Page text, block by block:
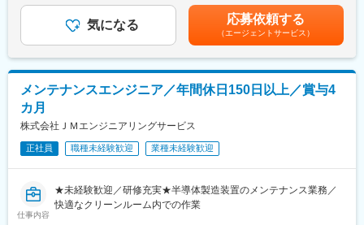
■就業環境：
◎同社は、家族のようなアットホームな環境が特徴です。年に1回
社員旅行（直近は東京、大阪）に行くなど社員同士の親睦を深め
ています。
◎2022年8月に本社を新設し、社員が働きやすい快適な職場環境
変更の範囲：無
・契約締結
・引き渡し等 売買仲介業務全般をお任せします。
果、自ら当社へ来店し相談してくださるお客様が非常に多くいら
せん。
■入社後のイメージ：
入社後は、OJTで業務を覚えていただきます。営業となりますの
きます。
補足＞※予定年収はあくまでも目安の金額であり、年齢やスキルに
応じて上下する可能性があります。■賞与あり／年2回（基本給×2
か月分想定）賃金はあくまでも目安の金額であり、選考を通じて
上下する可能性があります。月給(月額)は固定手当を含めた表記で
す。
気になる 応募依頼する
（エージェントサービス）
メンテナンスエンジニア／年間休日150日以上／賞与4
カ月
株式会社ＪＭエンジニアリングサービス
正社員 職種未経験歓迎 業種未経験歓迎
仕事内容
★未経験歓迎／研修充実★半導体製造装置のメンテナンス業務／
快適なクリーンルーム内での作業